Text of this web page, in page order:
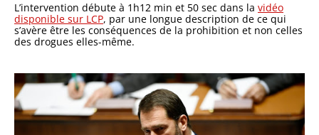
L’intervention débute à 1h12 min et 50 sec dans la vidéo
disponible sur LCP, par une longue description de ce qui
s’avère être les conséquences de la prohibition et non celles
des drogues elles-même.